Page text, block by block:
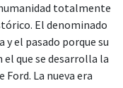
totalmente
El denominado
el pasado porque su
que se desarrolla la
Ford. La nueva era